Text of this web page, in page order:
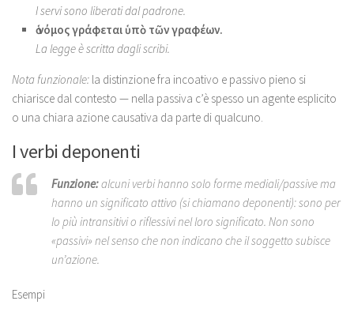
I servi sono liberati dal padrone.
ὁ νόμος γράφεται ὑπὸ τῶν γραφέων.
La legge è scritta dagli scribi.
Nota funzionale: la distinzione fra incoativo e passivo pieno si
chiarisce dal contesto — nella passiva c’è spesso un agente esplicito
o una chiara azione causativa da parte di qualcuno.
I verbi deponenti
Funzione:alcuni verbi hanno solo forme mediali/passive ma
hanno un significato attivo (si chiamano deponenti): sono per
lo più intransitivi o riflessivi nel loro significato. Non sono
«passivi» nel senso che non indicano che il soggetto subisce
un’azione.
Esempi